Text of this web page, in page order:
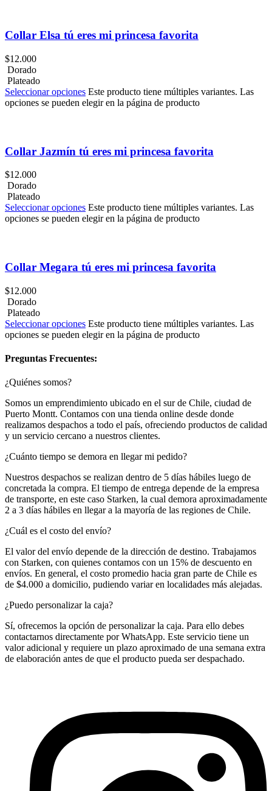
Collar Elsa tú eres mi princesa ​favorita
$12.000
Dorado
Plateado
Seleccionar opciones Este producto tiene múltiples variantes. Las
opciones se pueden elegir en la página de producto
Collar Jazmín tú eres mi princesa ​favorita
$12.000
Dorado
Plateado
Seleccionar opciones Este producto tiene múltiples variantes. Las
opciones se pueden elegir en la página de producto
Collar Megara tú eres mi princesa ​favorita
$12.000
Dorado
Plateado
Seleccionar opciones Este producto tiene múltiples variantes. Las
opciones se pueden elegir en la página de producto
Preguntas Frecuentes:
¿Quiénes somos?
Somos un emprendimiento ubicado en el sur de Chile, ciudad de
Puerto Montt. Contamos con una tienda online desde donde
realizamos despachos a todo el país, ofreciendo productos de calidad
y un servicio cercano a nuestros clientes.
¿Cuánto tiempo se demora en llegar mi pedido?
Nuestros despachos se realizan dentro de 5 días hábiles luego de
concretada la compra. El tiempo de entrega depende de la empresa
de transporte, en este caso Starken, la cual demora aproximadamente
2 a 3 días hábiles en llegar a la mayoría de las regiones de Chile.
¿Cuál es el costo del envío?
El valor del envío depende de la dirección de destino. Trabajamos
con Starken, con quienes contamos con un 15% de descuento en
envíos. En general, el costo promedio hacia gran parte de Chile es
de $4.000 a domicilio, pudiendo variar en localidades más alejadas.
¿Puedo personalizar la caja?
Sí, ofrecemos la opción de personalizar la caja. Para ello debes
contactarnos directamente por WhatsApp. Este servicio tiene un
valor adicional y requiere un plazo aproximado de una semana extra
de elaboración antes de que el producto pueda ser despachado.